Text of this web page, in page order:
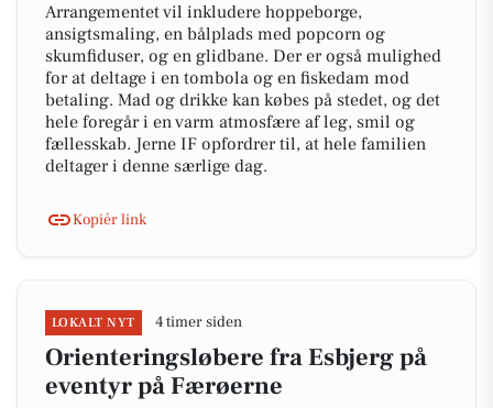
Arrangementet vil inkludere hoppeborge,
ansigtsmaling, en bålplads med popcorn og
skumfiduser, og en glidbane. Der er også mulighed
for at deltage i en tombola og en fiskedam mod
betaling. Mad og drikke kan købes på stedet, og det
hele foregår i en varm atmosfære af leg, smil og
fællesskab. Jerne IF opfordrer til, at hele familien
deltager i denne særlige dag.
Kopiér link
LOKALT NYT 4 timer siden
Orienteringsløbere fra Esbjerg på
eventyr på Færøerne